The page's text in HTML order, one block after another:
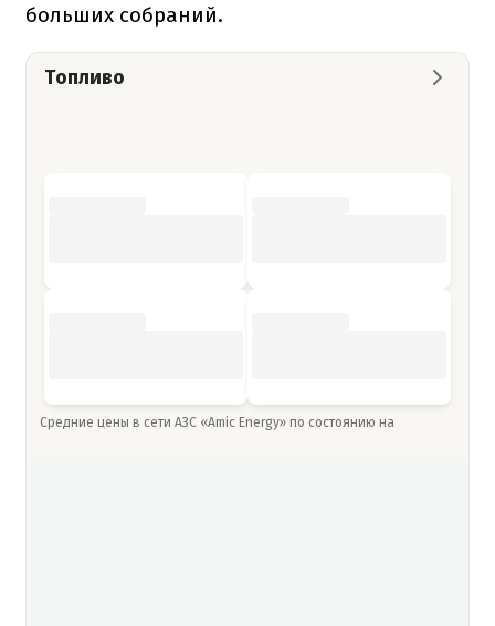
больших собраний.
Топливо
Средние цены в сети АЗС «Amic Energy» по состоянию на